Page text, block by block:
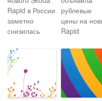
Rapid в России
заметно
снизилась
рублевые
цены на
Rapid